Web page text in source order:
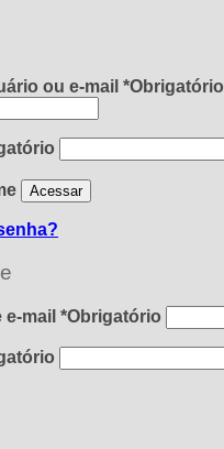
ou e-mail *Obrigatório
Acessar
mail *Obrigatório